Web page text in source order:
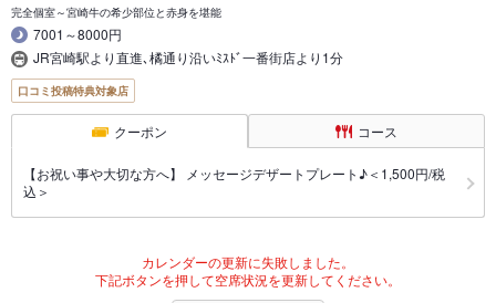
完全個室～宮崎牛の希少部位と赤身を堪能
7001～8000円
JR宮崎駅より直進､橘通り沿いﾐｽﾄﾞ一番街店より1分
口コミ投稿特典対象店
クーポン コース
【お祝い事や大切な方へ】 メッセージデザートプレート♪＜1,500円/税
込＞
カレンダーの更新に失敗しました。
下記ボタンを押して空席状況を更新してください。